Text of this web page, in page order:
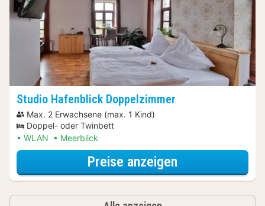
Studio Hafenblick Doppelzimmer
Max. 2 Erwachsene (max. 1 Kind)
Doppel- oder Twinbett
WLAN
Meerblick
Preise anzeigen